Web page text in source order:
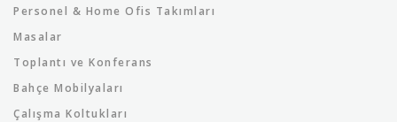
Personel & Home Ofis Takımları
Masalar
Toplantı ve Konferans
Bahçe Mobilyaları
Çalışma Koltukları